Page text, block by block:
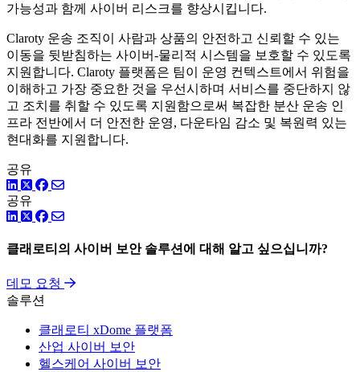
가능성과 함께 사이버 리스크를 향상시킵니다.
Claroty 운송 조직이 사람과 상품의 안전하고 신뢰할 수 있는
이동을 뒷받침하는 사이버-물리적 시스템을 보호할 수 있도록
지원합니다. Claroty 플랫폼은 팀이 운영 컨텍스트에서 위험을
이해하고 가장 중요한 것을 우선시하며 서비스를 중단하지 않
고 조치를 취할 수 있도록 지원함으로써 복잡한 분산 운송 인
프라 전반에서 더 안전한 운영, 다운타임 감소 및 복원력 있는
현대화를 지원합니다.
공유
링크드인
트위터페이스북
공유
링크드인
트위터페이스북
클래로티의 사이버 보안 솔루션에 대해 알고 싶으십니까?
데모 요청
솔루션
클래로티 xDome 플랫폼
산업 사이버 보안
헬스케어 사이버 보안